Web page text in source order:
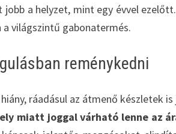
jobb a helyzet, mint egy évvel
a világszintű gabonatermés.
reménykedni
ráadásul az átmenő készletek
miatt joggal várható lenne az